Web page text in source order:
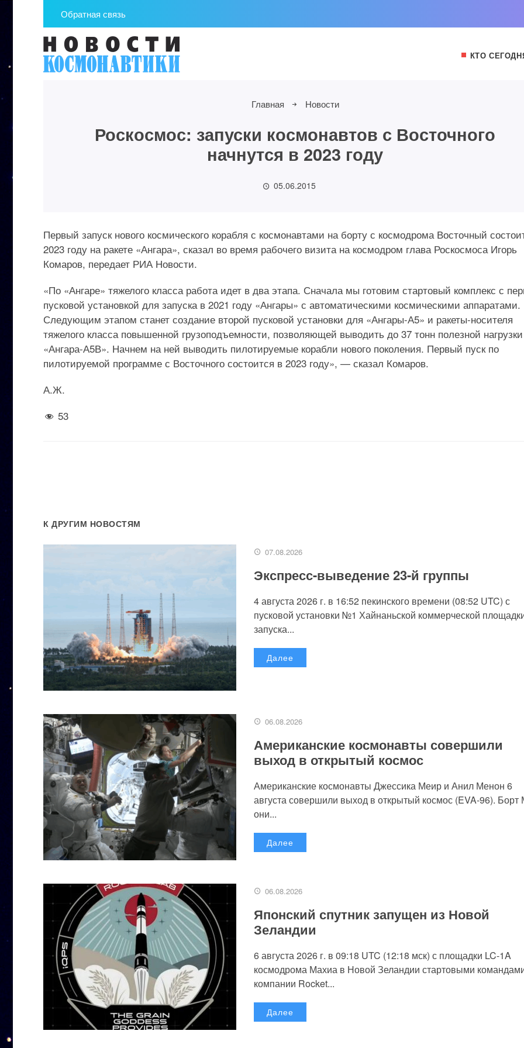
Обратная связь
КТО
Главная Новости
Роскосмос: запуски космонавтов с Восточного
начнутся в 2023 году
05.06.2015
Первый запуск нового космического корабля с космонавтами на борту с космодрома Восточный
2023 году на ракете «Ангара», сказал во время рабочего визита на космодром глава Роскосмоса Игорь
Комаров, передает РИА Новости.
«По «Ангаре» тяжелого класса работа идет в два этапа. Сначала мы готовим стартовый комплекс с
пусковой установкой для запуска в 2021 году «Ангары» с автоматическими космическими аппаратами.
Следующим этапом станет создание второй пусковой установки для «Ангары-А5» и ракеты-носителя
тяжелого класса повышенной грузоподъемности, позволяющей выводить до 37 тонн полезной
«Ангара-А5В». Начнем на ней выводить пилотируемые корабли нового поколения. Первый пуск по
пилотируемой программе с Восточного состоится в 2023 году», — сказал Комаров.
А.Ж.
53
К ДРУГИМ НОВОСТЯМ
07.08.2026
Экспресс-выведение 23-й группы
4 августа 2026 г. в 16:52 пекинского времени (08:52 UTC) с
пусковой установки №1 Хайнаньской коммерческой
запуска...
Далее
06.08.2026
Американские космонавты совершили
выход в открытый космос
Американские космонавты Джессика Меир и Анил Менон 6
августа совершили выход в открытый космос (EVA-96).
они...
Далее
06.08.2026
Японский спутник запущен из Новой
Зеландии
6 августа 2026 г. в 09:18 UTC (12:18 мск) с площадки LC-1A
космодрома Махиа в Новой Зеландии стартовыми
компании Rocket...
Далее